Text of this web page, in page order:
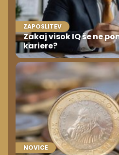
ZAPOSLITEV
Zakaj visok IQ še ne
kariere?
NOVICE